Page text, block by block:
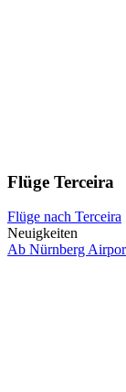
Flüge Terceira
Flüge nach Terceira
Neuigkeiten
Ab Nürnberg